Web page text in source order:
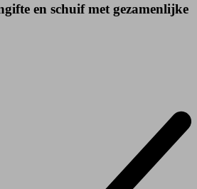
en schuif met gezamenlijke